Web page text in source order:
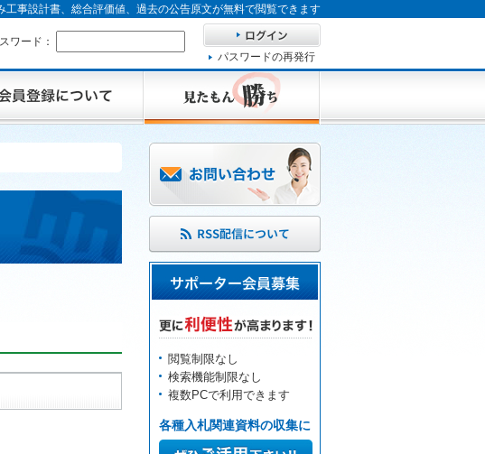
事設計書、総合評価値、過去の公告原文が無料で閲覧できます
ワード：
パスワードの再発行
閲覧制限なし
検索機能制限なし
複数PCで利用できます
各種入札関連資料の収集に